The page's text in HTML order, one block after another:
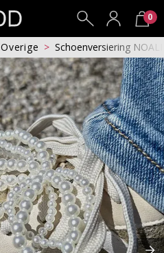
0
Overige Schoenversiering